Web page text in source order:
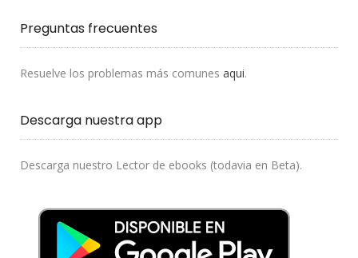
Preguntas frecuentes
Resuelve los problemas más comunes aqui.
Descarga nuestra app
Descarga nuestro Lector de ebooks (todavia en Beta).